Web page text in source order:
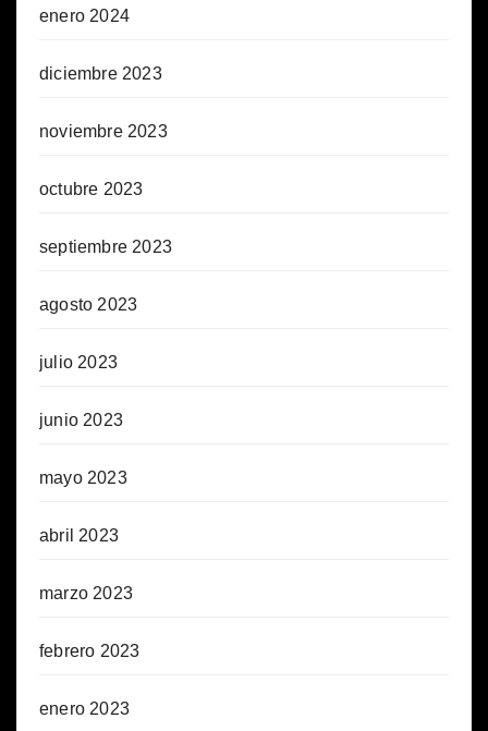
enero 2024
diciembre 2023
noviembre 2023
octubre 2023
septiembre 2023
agosto 2023
julio 2023
junio 2023
mayo 2023
abril 2023
marzo 2023
febrero 2023
enero 2023